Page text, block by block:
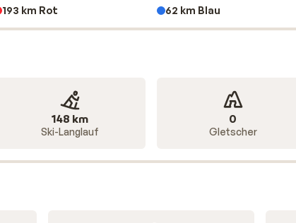
193 km Rot 62 km Blau
148 km
Ski-Langlauf
0
Gletscher